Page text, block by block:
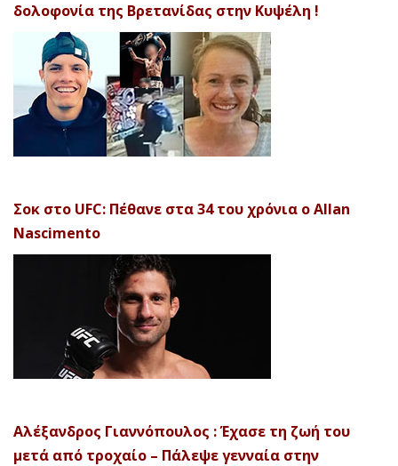
δολοφονία της Βρετανίδας στην Κυψέλη !
Σοκ στο UFC: Πέθανε στα 34 του χρόνια ο Allan
Nascimento
Αλέξανδρος Γιαννόπουλος : Έχασε τη ζωή του
μετά από τροχαίο – Πάλεψε γενναία στην